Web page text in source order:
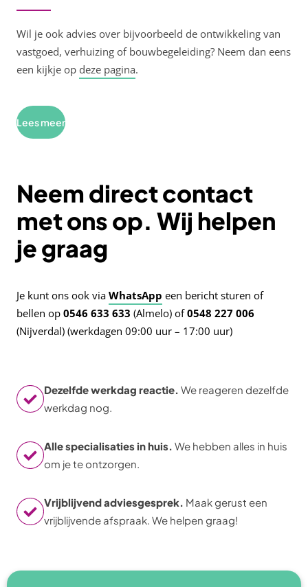
Wil je ook advies over bijvoorbeeld de ontwikkeling van
vastgoed, verhuizing of bouwbegeleiding? Neem dan eens
een kijkje op deze pagina.
Lees meer
Neem direct contact
met ons op. Wij helpen
je graag
Je kunt ons ook via WhatsApp een bericht sturen of
bellen op 0546 633 633 (Almelo) of0548 227 006
(Nijverdal) (werkdagen 09:00 uur – 17:00 uur)
Dezelfde werkdag reactie. We reageren dezelfde
werkdag nog.
Alle specialisaties in huis. We hebben alles in huis
om je te ontzorgen.
Vrijblijvend adviesgesprek. Maak gerust een
vrijblijvende afspraak. We helpen graag!